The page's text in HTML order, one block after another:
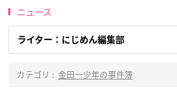
ニュース
ライター：にじめん編集部
カテゴリ : 金田一少年の事件簿